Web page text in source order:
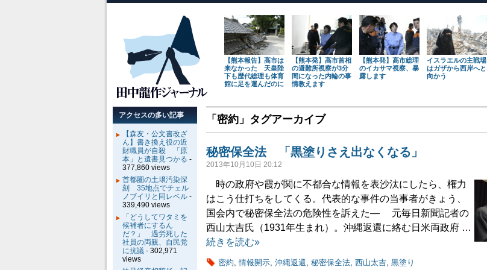
【熊本報告】高市は
来なかった 天皇陛
下も歴代総理も体育
館に足を運んだのに
【熊本発】高市首相
の避難所視察が3分
間になった内輪の事
情教えます
【熊本発】高市総理
のイカサマ視察、暴
露します
イスラエルの主戦場
はガザから西岸へと
向かう
「 密約 」タグアーカイブ
秘密保全法 「黒塗りさえ出なくなる」
2013年10月10日 20:12
時の政府や霞が関に不都合な情報を表沙汰にしたら、権力
はこう仕打ちをしてくる。代表的な事件の当事者がきょう、
国会内で秘密保全法の危険性を訴えた― 元毎日新聞記者の
西山太吉氏（1931年生まれ）。沖縄返還に絡む日米両政府 …
続きを読む»
密約,情報開示, 沖縄返還, 秘密保全法, 西山太吉, 黒塗り
アクセスの多い記事
【森友・公文書改ざ
ん】書き換え役の近
財職員が自殺 「原
本」と遺書見つかる -
377,860 views
首都圏の土壌汚染深
刻 35地点でチェル
ノブイリと同レベル -
339,490 views
「どうしてワタミを
候補者にするん
だ？」 過労死した
社員の両親、自民党
に抗議 - 302,971
views